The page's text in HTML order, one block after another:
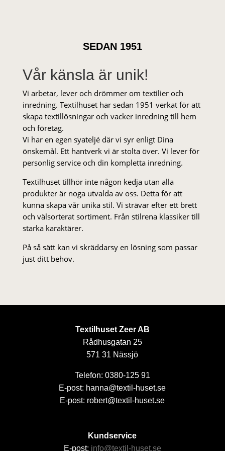
SEDAN 1951
Vår känsla är unik!
Vi arbetar, lever och drömmer om textilier och
inredning. Textilhuset har sedan 1951 verkat för att
skapa textillösningar och vacker inredning till hem
och företag.
Vi har en egen syateljé där vi syr enligt Dina
önskemål. Ett hantverk vi är stolta över. Vi lever för
personlig service och din kompletta inredning.
Textilhuset tillhör inte någon kedja utan alla
produkter är noga utvalda av oss. Detta för att
kunna skapa vår unika stil. Vi strä­var efter ett brett
och välsorterat sor­ti­ment. Från stil­rena klas­siker till
starka karaktärer.
På så sätt kan vi skräddarsy en lösning som passar
just ditt behov.
Textilhuset Zeer AB
Rådhusgatan 25
571 31 Nässjö
Telefon: 0380-125 91
E-post: hanna@textil-huset.se
E-post: robert@textil-huset.se
Kundservice
E-post: info@textil-huset.se